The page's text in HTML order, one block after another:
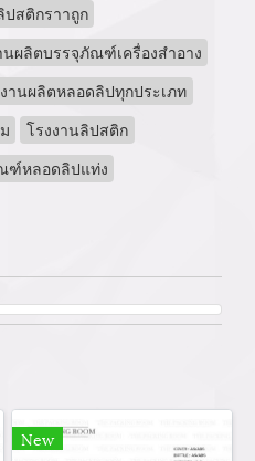
สติกราาถูก
นผลิตบรรจุภัณฑ์เครื่องสำอาง
านผลิตหลอดลิปทุกประเภท
โรงงานลิปสติก
ฑ์หลอดลิปแท่ง
New